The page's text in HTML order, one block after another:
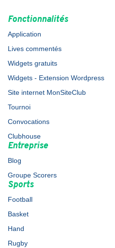
Fonctionnalités
Application
Lives commentés
Widgets gratuits
Widgets - Extension Wordpress
Site internet MonSiteClub
Tournoi
Convocations
Clubhouse
Entreprise
Blog
Groupe Scorers
Sports
Football
Basket
Hand
Rugby